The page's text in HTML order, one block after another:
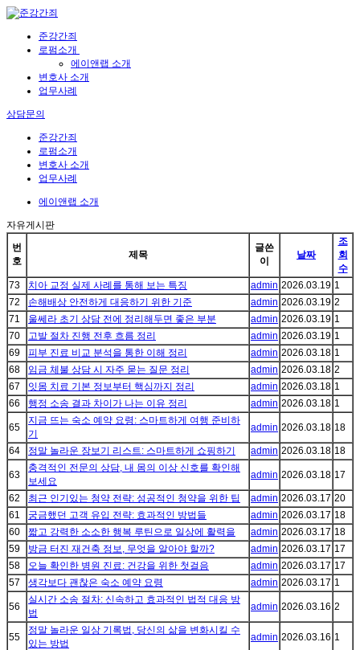
준강간죄
로펌소개
에이앤랩 소개
변호사 소개
업무사례
상담문의
준강간죄
로펌소개
변호사 소개
업무사례
에이앤랩 소개
자유게시판
번
호
제목
글쓴
이
날짜
조
회
수
73
치아 교정 실제 사례를 통해 보는 특징 admin 2026.03.19 1
72
손해배상 안전하게 대응하기 위한 기준 admin 2026.03.19 2
71
울쎄라 초기 상담 전에 정리해두면 좋은 부분 admin 2026.03.19 1
70
고발 절차 진행 전후 흐름 정리 admin 2026.03.19 1
69
피부 진료 비교 분석을 통한 이해 정리 admin 2026.03.18 1
68
임금 체불 상담 시 자주 묻는 질문 정리 admin 2026.03.18 2
67
잇몸 치료 기본 정보부터 핵심까지 정리 admin 2026.03.18 1
66
행정 소송 결과 차이가 나는 이유 정리 admin 2026.03.18 1
65
지금 뜨는 숙소 예약 요령: 스마트하게 여행 준비하
기
admin 2026.03.18 18
64 정말 놀라운 장보기 리스트: 스마트하게 쇼핑하기 admin 2026.03.18 18
63
충격적인 전문의 상담, 내 몸의 이상 신호를 확인해
보세요
admin 2026.03.18 17
62 최근 인기있는 청약 전략: 성공적인 청약을 위한 팁 admin 2026.03.17 20
61
궁금했던 고객 유입 전략: 효과적인 방법들 admin 2026.03.17 18
60
짧고 강력한 소소한 행복 루틴으로 일상에 활력을 admin 2026.03.17 18
59
방금 터진 재건축 정보, 무엇을 알아야 할까? admin 2026.03.17 17
58
오늘 확인한 병원 진료: 건강을 위한 첫걸음 admin 2026.03.17 17
57
생각보다 괜찮은 숙소 예약 요령 admin 2026.03.17 1
56
실시간 소송 절차: 신속하고 효과적인 법적 대응 방
법
admin 2026.03.16 2
55
정말 놀라운 일상 기록법, 당신의 삶을 변화시킬 수
있는 방법
admin 2026.03.16 1